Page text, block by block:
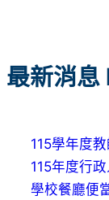
最新消
115學年度
115年度行
學校餐廳便